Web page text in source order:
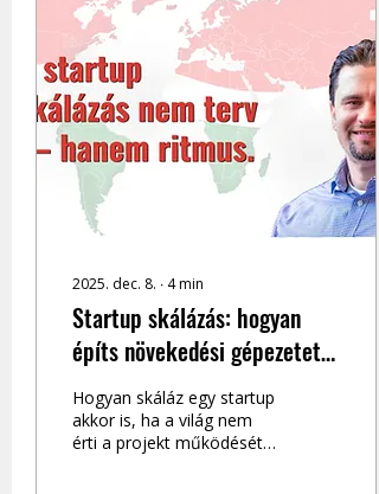
2025. dec. 8. ∙ 4min
Startup skálázás: hogyan
építs növekedési gépezetet
akkor is, ha a világ nem érti,
hogyan működik a projekted
Hogyan skáláz egy startup
akkor is, ha a világ nem
érti a projekt működését?